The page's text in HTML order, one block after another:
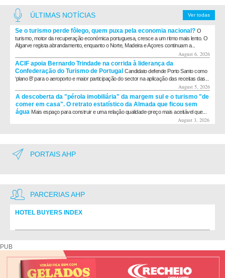
Ver todas
ÚLTIMAS NOTÍCIAS
Se o turismo perde fôlego, quem puxa pela economia nacional? O
turismo, motor da recuperação económica portuguesa, cresce a um ritmo mais lento. O
Algarve regista abrandamento, enquanto o Norte, Madeira e Açores continuam a...
August 6, 2026
ACIF apoia Bernardo Trindade na corrida à liderança da
Confederação do Turismo de Portugal Candidato defende Porto Santo como
‘plano B’ para o aeroporto e maior participação do sector na aplicação das receitas das...
August 5, 2026
A descoberta da "pérola imobiliária" da margem sul e o turismo "de
comer em casa". O retrato estatístico da Almada que ficou sem
água Mais espaço para construir e uma relação qualidade-preço mais aceitável que...
August 3, 2026
PORTAIS AHP
PARCERIAS AHP
HOTEL BUYERS INDEX
PUB